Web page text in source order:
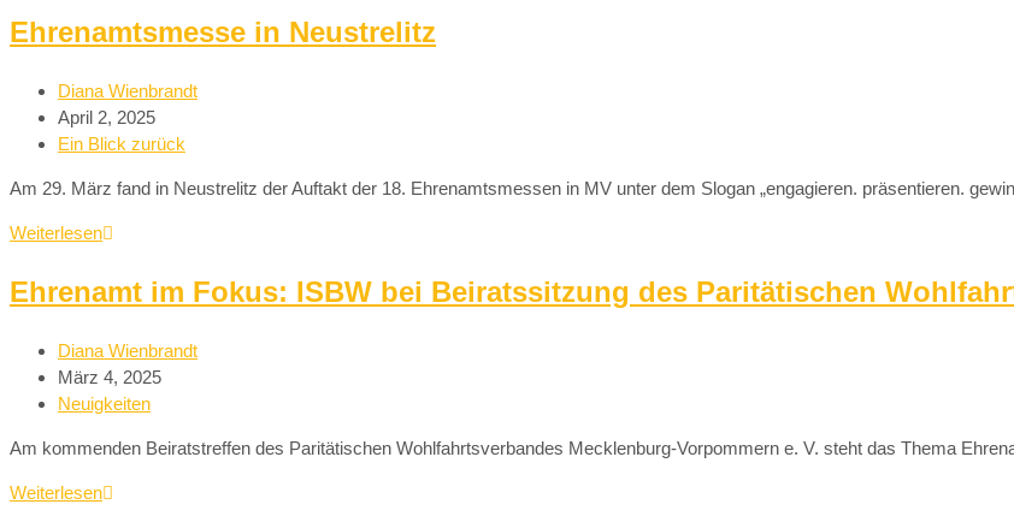
Ehrenamtsmesse in Neustrelitz
Diana Wienbrandt
April 2, 2025
Ein Blick zurück
Am 29. März fand in Neustrelitz der Auftakt der 18. Ehrenamtsmessen in MV unter dem Slogan „engagieren. präsentieren.
Weiterlesen
Ehrenamt im Fokus: ISBW bei Beiratssitzung des Paritätischen
Diana Wienbrandt
März 4, 2025
Neuigkeiten
Am kommenden Beiratstreffen des Paritätischen Wohlfahrtsverbandes Mecklenburg-Vorpommern e. V. steht das Thema
Weiterlesen